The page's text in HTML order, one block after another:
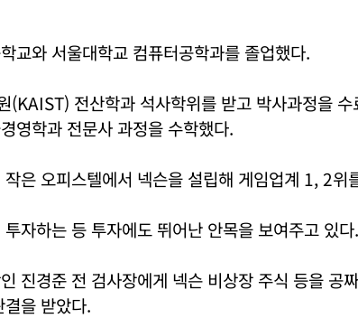
교와 서울대학교 컴퓨터공학과를 졸업했다.
(KAIST) 전산학과 석사학위를 받고 박사과정을
영학과 전문사 과정을 수학했다.
은 오피스텔에서 넥슨을 설립해 게임업계 1, 2위
자하는 등 투자에도 뛰어난 안목을 보여주고 있다.
진경준 전 검사장에게 넥슨 비상장 주식 등을 공
을 받았다.